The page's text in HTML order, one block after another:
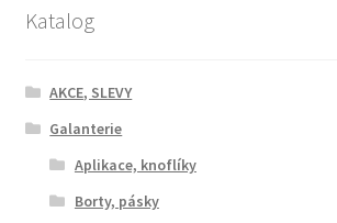
Katalog
AKCE, SLEVY
Galanterie
Aplikace, knoflíky
Borty, pásky